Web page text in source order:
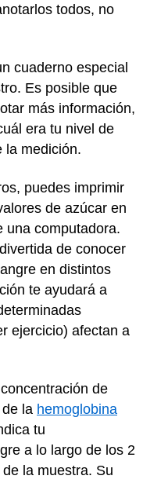
todos, no
cuaderno especial
Es posible que
más información,
era tu nivel de
la medición.
puedes imprimir
de azúcar en
una computadora.
de conocer
en distintos
te ayudará a
ejercicio) afectan a
de
la hemoglobina
tu
a lo largo de los 2
la muestra. Su